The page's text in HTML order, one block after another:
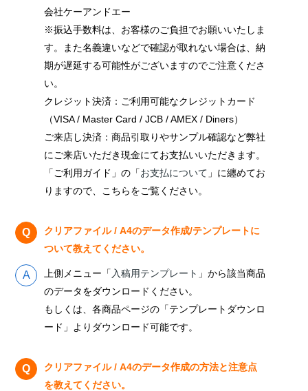
会社ケーアンドエー
※振込手数料は、お客様のご負担でお願いいたしま
す。また名義違いなどで確認が取れない場合は、納
期が遅延する可能性がございますのでご注意くださ
い。
クレジット決済：ご利用可能なクレジットカード
（VISA / Master Card / JCB / AMEX / Diners）
ご来店し決済：商品引取りやサンプル確認など弊社
にご来店いただき現金にてお支払いいただきます。
「ご利用ガイド」の「お支払について 」に纏めてお
りますので、こちらをご覧ください。
クリアファイル / A4のデータ作成/テンプレートに
ついて教えてください。
上側メニュー「 入稿用テンプレート 」から該当商品
のデータをダウンロードください。
もしくは、各商品ページの「テンプレートダウンロ
ード」よりダウンロード可能です。
クリアファイル / A4のデータ作成の方法と注意点
を教えてください。